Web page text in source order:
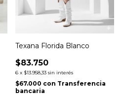
Texana Florida Blanco
$83.750
6 x $13.958,33 sin interés
$67.000 con Transferencia
bancaria